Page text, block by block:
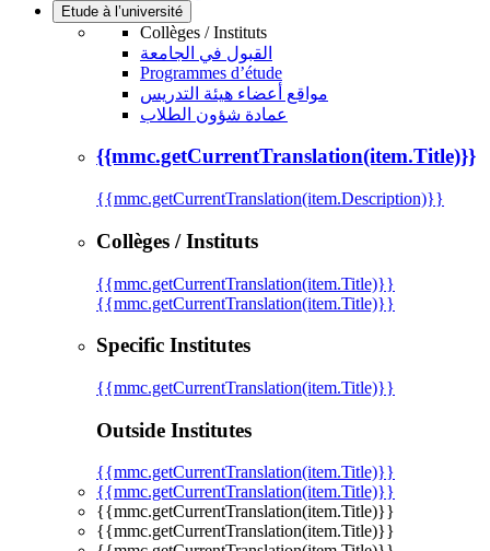
Etude à l’université
Collèges / Instituts
القبول في الجامعة
Programmes d’étude
مواقع أعضاء هيئة التدريس
عمادة شؤون الطلاب
{{mmc.getCurrentTranslation(item.Title)}}
{{mmc.getCurrentTranslation(item.Description)}}
Collèges / Instituts
{{mmc.getCurrentTranslation(item.Title)}}
{{mmc.getCurrentTranslation(item.Title)}}
Specific Institutes
{{mmc.getCurrentTranslation(item.Title)}}
Outside Institutes
{{mmc.getCurrentTranslation(item.Title)}}
{{mmc.getCurrentTranslation(item.Title)}}
{{mmc.getCurrentTranslation(item.Title)}}
{{mmc.getCurrentTranslation(item.Title)}}